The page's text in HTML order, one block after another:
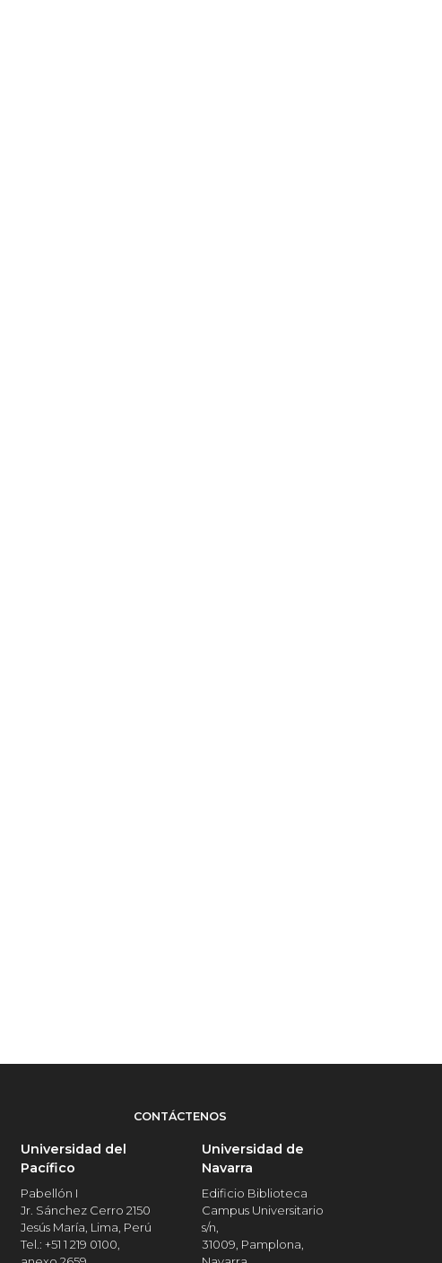
CONTÁCTENOS
Universidad del
Pacífico
Pabellón I
Jr. Sánchez Cerro 2150
Jesús María, Lima, Perú
Tel.: +51 1 219 0100,
Universidad de
Navarra
Edificio Biblioteca
Campus Universitario
s/n,
31009, Pamplona,